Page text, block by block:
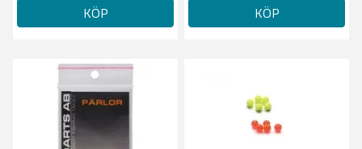
KÖP KÖP